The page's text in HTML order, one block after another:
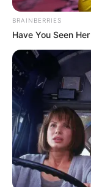
BRAINBERRIES
Have You Seen